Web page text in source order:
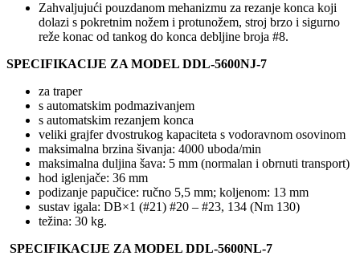
Zahvaljujući pouzdanom mehanizmu za rezanje konca koji
dolazi s pokretnim nožem i protunožem, stroj brzo i sigurno
reže konac od tankog do konca debljine broja #8.
SPECIFIKACIJE ZA MODEL DDL-5600NJ-7
za traper
s automatskim podmazivanjem
s automatskim rezanjem konca
veliki grajfer dvostrukog kapaciteta s vodoravnom osovinom
maksimalna brzina šivanja: 4000 uboda/min
maksimalna duljina šava: 5 mm (normalan i obrnuti transport)
hod iglenjače: 36 mm
podizanje papučice: ručno 5,5 mm; koljenom: 13 mm
sustav igala: DB×1 (#21) #20 – #23, 134 (Nm 130)
težina: 30 kg.
SPECIFIKACIJE ZA MODEL DDL-5600NL-7